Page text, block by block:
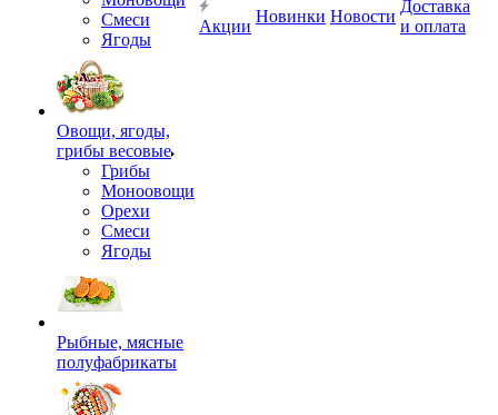
Смеси
Ягоды
Овощи, ягоды,
грибы весовые
Грибы
Моноовощи
Орехи
Смеси
Ягоды
Рыбные, мясные
полуфабрикаты
Акции
Новинки Новости
Доставка
и оплата